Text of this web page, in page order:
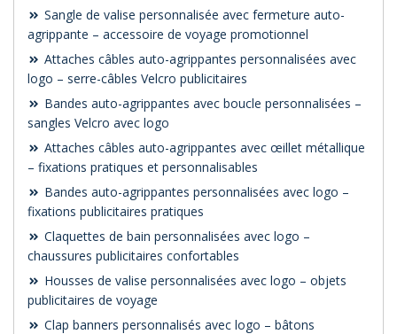
Sangle de valise personnalisée avec fermeture auto-
agrippante – accessoire de voyage promotionnel
Attaches câbles auto-agrippantes personnalisées avec
logo – serre-câbles Velcro publicitaires
Bandes auto-agrippantes avec boucle personnalisées –
sangles Velcro avec logo
Attaches câbles auto-agrippantes avec œillet métallique
– fixations pratiques et personnalisables
Bandes auto-agrippantes personnalisées avec logo –
fixations publicitaires pratiques
Claquettes de bain personnalisées avec logo –
chaussures publicitaires confortables
Housses de valise personnalisées avec logo – objets
publicitaires de voyage
Clap banners personnalisés avec logo – bâtons